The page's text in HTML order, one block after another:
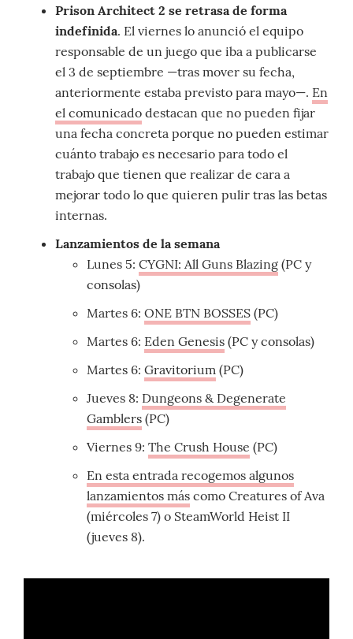
Prison Architect 2 se retrasa de forma
indefinida. El viernes lo anunció el equipo
responsable de un juego que iba a publicarse
el 3 de septiembre —tras mover su fecha,
anteriormente estaba previsto para mayo—. En
el comunicado destacan que no pueden fijar
una fecha concreta porque no pueden estimar
cuánto trabajo es necesario para todo el
trabajo que tienen que realizar de cara a
mejorar todo lo que quieren pulir tras las betas
internas.
Lanzamientos de la semana
Lunes 5: CYGNI: All Guns Blazing (PC y
consolas)
Martes 6: ONE BTN BOSSES (PC)
Martes 6: Eden Genesis (PC y consolas)
Martes 6: Gravitorium (PC)
Jueves 8: Dungeons & Degenerate
Gamblers (PC)
Viernes 9: The Crush House (PC)
En esta entrada recogemos algunos
lanzamientos más como Creatures of Ava
(miércoles 7) o SteamWorld Heist II
(jueves 8).